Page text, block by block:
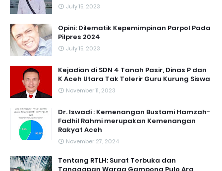
July 15, 2023
Opini: Dilematik Kepemimpinan Parpol Pada
Pilpres 2024
July 15, 2023
Kejadian di SDN 4 Tanah Pasir, Dinas P dan
K Aceh Utara Tak Tolerir Guru Kurung Siswa
November 11, 2023
Dr. Iswadi : Kemenangan Bustami Hamzah-
Fadhil Rahmi merupakan Kemenangan
Rakyat Aceh
November 27, 2024
Tentang RTLH: Surat Terbuka dan